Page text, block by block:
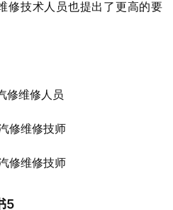
修技术人员也提出了更高的要
修维修人员
修维修技师
修维修技师
5